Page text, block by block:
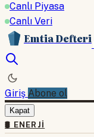
Canlı Piyasa
Canlı Veri
Emtia Defteri
Giriş Abone ol
Kapat
🛢 ENERJI